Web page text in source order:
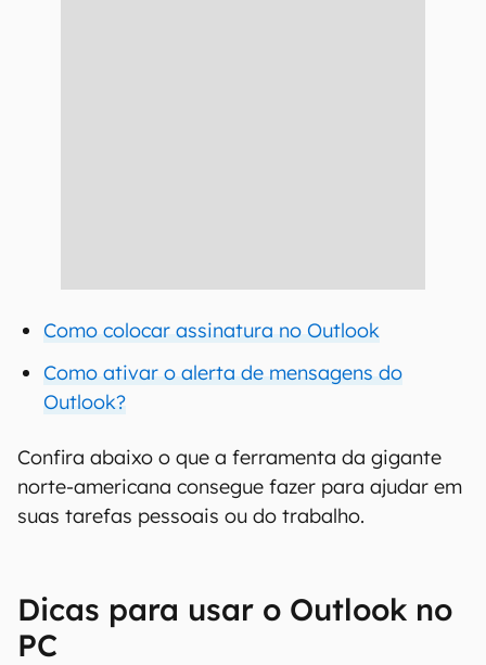
Como colocar assinatura no Outlook
Como ativar o alerta de mensagens do
Outlook?
Confira abaixo o que a ferramenta da gigante
norte-americana consegue fazer para ajudar em
suas tarefas pessoais ou do trabalho.
Dicas para usar o Outlook no
PC